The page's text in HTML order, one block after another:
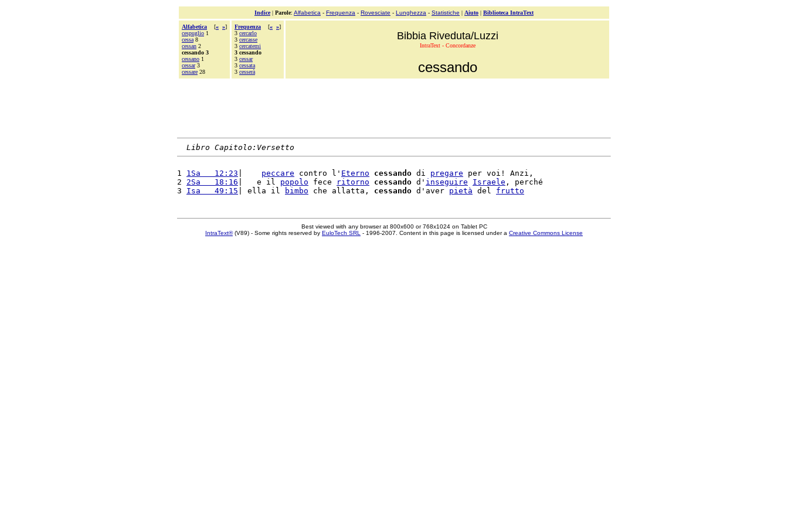
Indice| Parole: Alfabetica - Frequenza - Rovesciate - Lunghezza - Statistiche | Aiuto | Biblioteca IntraText
Alfabetica [« »]
cespuglio 1
cessa 8
cessan 2
cessando 3
cessano 1
cessar3
cessare 28
Frequenza [« »]
3 cercarlo
3 cercasse
3 cercatemi
3 cessando
3 cessar
3 cessata
3 cesserà
Bibbia Riveduta/Luzzi
IntraText - Concordanze
cessando
Libro Capitolo:Versetto
1 1Sa   12:23 peccare contro l' Eterno cessando di pregare per voi! Anzi,
2 2Sa   18:16 |   e il popolo fece ritorno cessando d' inseguire Israele , perché
3 Isa   49:15 | ella il bimbo che allatta, cessando d'aver pietà del frutto
Best viewed with any browser at 800x600 or 768x1024 on Tablet PC
IntraText®(V89) - Some rights reserved by EuloTech SRL - 1996-2007. Content in this page is licensed under a Creative Commons License